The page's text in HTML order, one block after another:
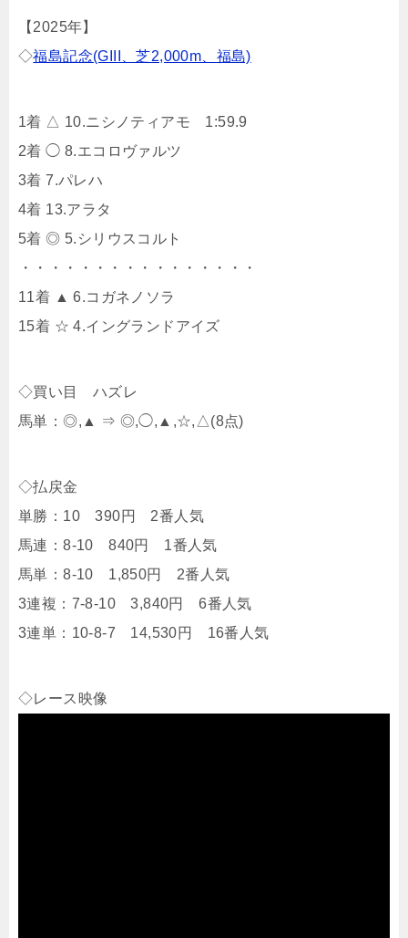
【2025年】
◇福島記念(GIII、芝2,000m、福島)
1着 △ 10.ニシノティアモ 1:59.9
2着 ◯ 8.エコロヴァルツ
3着 7.パレハ
4着 13.アラタ
5着 ◎ 5.シリウスコルト
・・・・・・・・・・・・・・・・
11着 ▲ 6.コガネノソラ
15着 ☆ 4.イングランドアイズ
◇買い目 ハズレ
馬単：◎,▲ ⇒ ◎,◯,▲,☆,△(8点)
◇払戻金
単勝：10 390円 2番人気
馬連：8-10 840円 1番人気
馬単：8-10 1,850円 2番人気
3連複：7-8-10 3,840円 6番人気
3連単：10-8-7 14,530円 16番人気
◇レース映像